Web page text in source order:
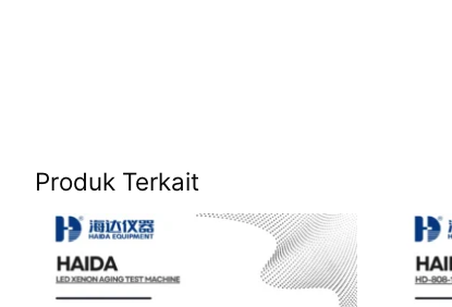
Produk Terkait